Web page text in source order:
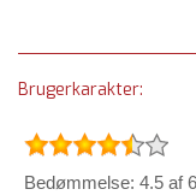
Brugerkarakter:
Bedømmelse: 4.5 af